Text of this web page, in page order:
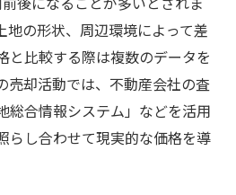
後になることが多いとされま
地の形状、周辺環境によって差
と比較する際は複数のデータを
売却活動では、不動産会社の査
総合情報システム」などを活用
らし合わせて現実的な価格を導